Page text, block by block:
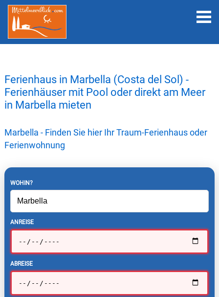
Ferienhaus in Marbella (Costa del Sol) -
Ferienhäuser mit Pool oder direkt am Meer
in Marbella mieten
Marbella - Finden Sie hier Ihr Traum-Ferienhaus oder
Ferienwohnung
WOHIN?
ANREISE
ABREISE